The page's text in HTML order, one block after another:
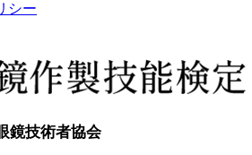
シー
鏡技術者協会